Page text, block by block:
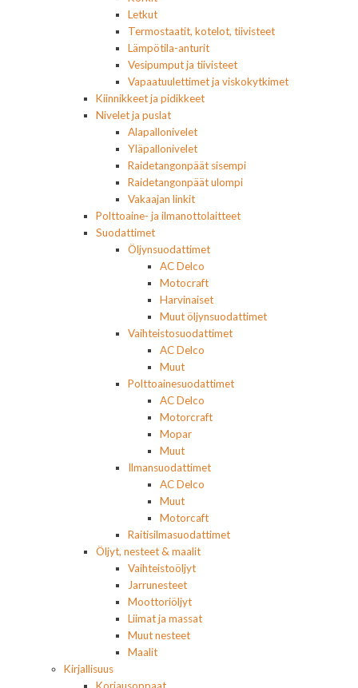
Letkut
Termostaatit, kotelot, tiivisteet
Lämpötila-anturit
Vesipumput ja tiivisteet
Vapaatuulettimet ja viskokytkimet
Kiinnikkeet ja pidikkeet
Nivelet ja puslat
Alapallonivelet
Yläpallonivelet
Raidetangonpäät sisempi
Raidetangonpäät ulompi
Vakaajan linkit
Polttoaine- ja ilmanottolaitteet
Suodattimet
Öljynsuodattimet
AC Delco
Motocraft
Harvinaiset
Muut öljynsuodattimet
Vaihteistosuodattimet
AC Delco
Muut
Polttoainesuodattimet
AC Delco
Motorcraft
Mopar
Muut
Ilmansuodattimet
AC Delco
Muut
Motorcaft
Raitisilmasuodattimet
Öljyt, nesteet & maalit
Vaihteistoöljyt
Jarrunesteet
Moottoriöljyt
Liimat ja massat
Muut nesteet
Maalit
Kirjallisuus
Korjausoppaat